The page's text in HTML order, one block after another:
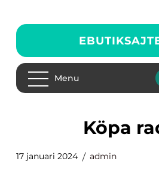
Menu
köpa
17 januari 2024 admin